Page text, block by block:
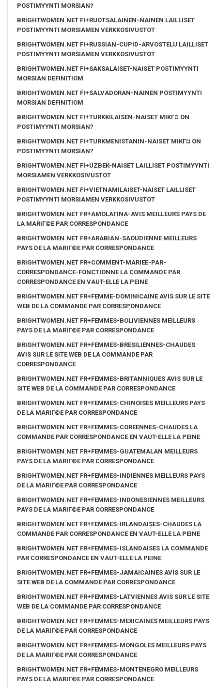
POSTIMYYNTI MORSIAN?
BRIGHTWOMEN.NET FI+RUOTSALAINEN-NAINEN LAILLISET
POSTIMYYNTI MORSIAMEN VERKKOSIVUSTOT
BRIGHTWOMEN.NET FI+RUSSIAN-CUPID-ARVOSTELU LAILLISET
POSTIMYYNTI MORSIAMEN VERKKOSIVUSTOT
BRIGHTWOMEN.NET FI+SAKSALAISET-NAISET POSTIMYYNTI
MORSIAN DEFINITIOM
BRIGHTWOMEN.NET FI+SALVADORAN-NAINEN POSTIMYYNTI
MORSIAN DEFINITIOM
BRIGHTWOMEN.NET FI+TURKKILAISEN-NAISET MIKГ¤ ON
POSTIMYYNTI MORSIAN?
BRIGHTWOMEN.NET FI+TURKMENISTANIN-NAISET MIKГ¤ ON
POSTIMYYNTI MORSIAN?
BRIGHTWOMEN.NET FI+UZBEK-NAISET LAILLISET POSTIMYYNTI
MORSIAMEN VERKKOSIVUSTOT
BRIGHTWOMEN.NET FI+VIETNAMILAISET-NAISET LAILLISET
POSTIMYYNTI MORSIAMEN VERKKOSIVUSTOT
BRIGHTWOMEN.NET FR+AMOLATINA-AVIS MEILLEURS PAYS DE
LA MARIГ©E PAR CORRESPONDANCE
BRIGHTWOMEN.NET FR+ARABIAN-SAOUDIENNE MEILLEURS
PAYS DE LA MARIГ©E PAR CORRESPONDANCE
BRIGHTWOMEN.NET FR+COMMENT-MARIEE-PAR-
CORRESPONDANCE-FONCTIONNE LA COMMANDE PAR
CORRESPONDANCE EN VAUT-ELLE LA PEINE
BRIGHTWOMEN.NET FR+FEMME-DOMINICAINE AVIS SUR LE SITE
WEB DE LA COMMANDE PAR CORRESPONDANCE
BRIGHTWOMEN.NET FR+FEMMES-BOLIVIENNES MEILLEURS
PAYS DE LA MARIГ©E PAR CORRESPONDANCE
BRIGHTWOMEN.NET FR+FEMMES-BRESILIENNES-CHAUDES
AVIS SUR LE SITE WEB DE LA COMMANDE PAR
CORRESPONDANCE
BRIGHTWOMEN.NET FR+FEMMES-BRITANNIQUES AVIS SUR LE
SITE WEB DE LA COMMANDE PAR CORRESPONDANCE
BRIGHTWOMEN.NET FR+FEMMES-CHINOISES MEILLEURS PAYS
DE LA MARIГ©E PAR CORRESPONDANCE
BRIGHTWOMEN.NET FR+FEMMES-COREENNES-CHAUDES LA
COMMANDE PAR CORRESPONDANCE EN VAUT-ELLE LA PEINE
BRIGHTWOMEN.NET FR+FEMMES-GUATEMALAN MEILLEURS
PAYS DE LA MARIГ©E PAR CORRESPONDANCE
BRIGHTWOMEN.NET FR+FEMMES-INDIENNES MEILLEURS PAYS
DE LA MARIГ©E PAR CORRESPONDANCE
BRIGHTWOMEN.NET FR+FEMMES-INDONESIENNES MEILLEURS
PAYS DE LA MARIГ©E PAR CORRESPONDANCE
BRIGHTWOMEN.NET FR+FEMMES-IRLANDAISES-CHAUDES LA
COMMANDE PAR CORRESPONDANCE EN VAUT-ELLE LA PEINE
BRIGHTWOMEN.NET FR+FEMMES-ISLANDAISES LA COMMANDE
PAR CORRESPONDANCE EN VAUT-ELLE LA PEINE
BRIGHTWOMEN.NET FR+FEMMES-JAMAICAINES AVIS SUR LE
SITE WEB DE LA COMMANDE PAR CORRESPONDANCE
BRIGHTWOMEN.NET FR+FEMMES-LATVIENNES AVIS SUR LE SITE
WEB DE LA COMMANDE PAR CORRESPONDANCE
BRIGHTWOMEN.NET FR+FEMMES-MEXICAINES MEILLEURS PAYS
DE LA MARIГ©E PAR CORRESPONDANCE
BRIGHTWOMEN.NET FR+FEMMES-MONGOLES MEILLEURS PAYS
DE LA MARIГ©E PAR CORRESPONDANCE
BRIGHTWOMEN.NET FR+FEMMES-MONTENEGRO MEILLEURS
PAYS DE LA MARIГ©E PAR CORRESPONDANCE